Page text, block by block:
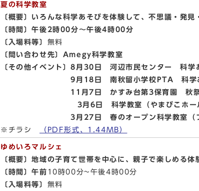
夏の科学教室
〔概要〕いろんな科学あそびを体験して、不思議・発見
〔時間〕午後2時00分～午後4時00分
〔入場料等〕 無料
〔問い合わせ先〕Amegy科学教室
〔その他イベント〕8月30日 河辺市民センター 科学
9月18日 南秋留小学校PTA 科学あ
11月7日 かすみ台第3保育園 秋祭り
3月6日 科学教室（やまびこホール予定
3月27日 春のオープン科学教室（フレ
※チラシ
（PDF形式、1.44MB）
ゆめいろマルシェ
〔概要〕地域の子育て世帯を中心に、親子で楽しめる体
〔時間〕午前 10時00分~午後4時00分
〔入場料等〕 無料